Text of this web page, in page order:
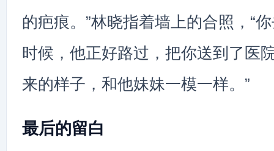
的疤痕。”林晓指着墙上的合照，“
时候，他正好路过，把你送到了医
来的样子，和他妹妹一模一样。”
最后的留白